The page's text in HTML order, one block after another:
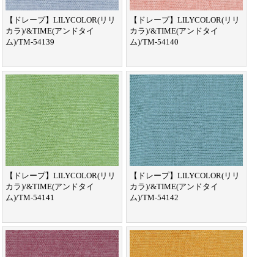
【ドレープ】LILYCOLOR(リリ
カラ)/&TIME(アンドタイ
ム)/TM-54139
【ドレープ】LILYCOLOR(リリ
カラ)/&TIME(アンドタイ
ム)/TM-54140
【ドレープ】LILYCOLOR(リリ
カラ)/&TIME(アンドタイ
ム)/TM-54141
【ドレープ】LILYCOLOR(リリ
カラ)/&TIME(アンドタイ
ム)/TM-54142